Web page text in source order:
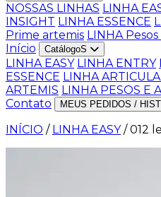
NOSSAS LINHAS LINHA
INSIGHT LINHA ESSENCE
Prime artemis LINHA Pesos
Início
CatálogoS
LINHA EASY LINHA ENTRY
ESSENCE LINHA
ARTEMIS LINHA PESOS E
Contato
MEUS PEDIDOS /
INÍCIO / LINHA EASY / 012